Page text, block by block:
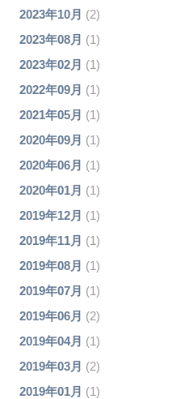
2023年10月 (2)
2023年08月 (1)
2023年02月 (1)
2022年09月 (1)
2021年05月 (1)
2020年09月 (1)
2020年06月 (1)
2020年01月 (1)
2019年12月 (1)
2019年11月 (1)
2019年08月 (1)
2019年07月 (1)
2019年06月 (2)
2019年04月 (1)
2019年03月 (2)
2019年01月 (1)